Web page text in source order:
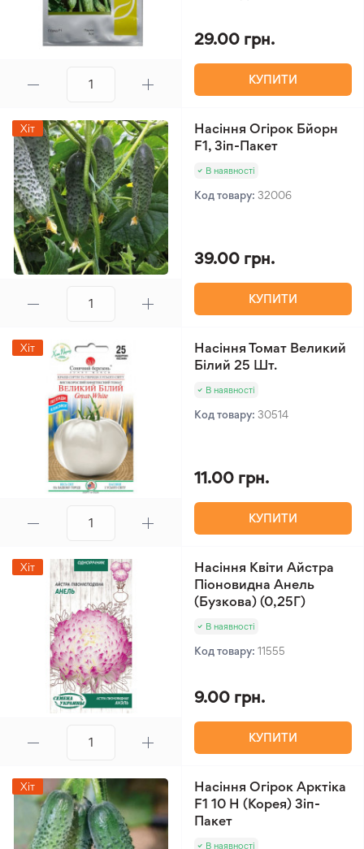
29.00 грн.
КУПИТИ
Хіт
Насіння Огірок Бйорн
F1, Зіп-Пакет
В наявності
Код товару: 32006
39.00 грн.
КУПИТИ
Хіт
Насіння Томат Великий
Білий 25 Шт.
В наявності
Код товару: 30514
11.00 грн.
КУПИТИ
Хіт
Насіння Квіти Айстра
Піоновидна Анель
(Бузкова) (0,25Г)
В наявності
Код товару: 11555
9.00 грн.
КУПИТИ
Хіт
Насіння Огірок Арктіка
F1 10 Н (Корея) Зіп-
Пакет
В наявності